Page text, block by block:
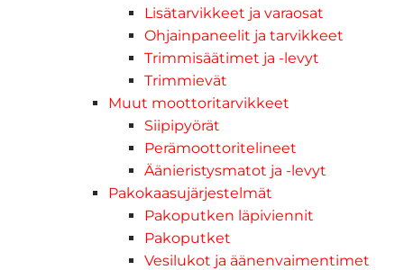
Lisätarvikkeet ja varaosat
Ohjainpaneelit ja tarvikkeet
Trimmisäätimet ja -levyt
Trimmievät
Muut moottoritarvikkeet
Siipipyörät
Perämoottoritelineet
Äänieristysmatot ja -levyt
Pakokaasujärjestelmät
Pakoputken läpiviennit
Pakoputket
Vesilukot ja äänenvaimentimet